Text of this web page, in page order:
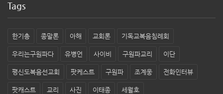
Tags
한기총 종말론 아해 교회론 기독교복음침례회
우리는구원파다 유병언 사이비 구원파교리 이단
평신도복음선교회 팟케스트 구원파 조계웅 전화인터뷰
팟캐스트 교리 사진 이태종 세월호